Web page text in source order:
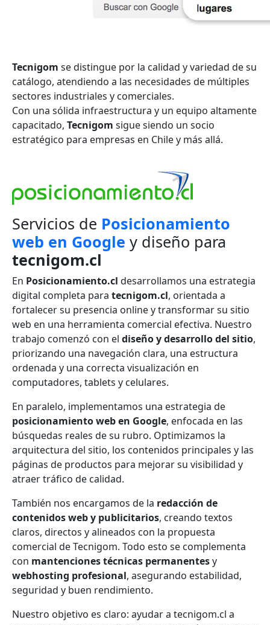
Tecnigom se distingue por la calidad y variedad de su
catálogo, atendiendo a las necesidades de múltiples
sectores industriales y comerciales.
Con una sólida infraestructura y un equipo altamente
capacitado, Tecnigom sigue siendo un socio
estratégico para empresas en Chile y más allá.
Servicios de Posicionamiento
web en Google y diseño para
tecnigom.cl
En Posicionamiento.cl desarrollamos una estrategia
digital completa para tecnigom.cl, orientada a
fortalecer su presencia online y transformar su sitio
web en una herramienta comercial efectiva. Nuestro
trabajo comenzó con el diseño y desarrollo del sitio,
priorizando una navegación clara, una estructura
ordenada y una correcta visualización en
computadores, tablets y celulares.
En paralelo, implementamos una estrategia de
posicionamiento web en Google, enfocada en las
búsquedas reales de su rubro. Optimizamos la
arquitectura del sitio, los contenidos principales y las
páginas de productos para mejorar su visibilidad y
atraer tráfico de calidad.
También nos encargamos de la redacción de
contenidos web y publicitarios, creando textos
claros, directos y alineados con la propuesta
comercial de Tecnigom. Todo esto se complementa
con mantenciones técnicas permanentesy
webhosting profesional, asegurando estabilidad,
seguridad y buen rendimiento.
Nuestro objetivo es claro: ayudar a tecnigom.cl a